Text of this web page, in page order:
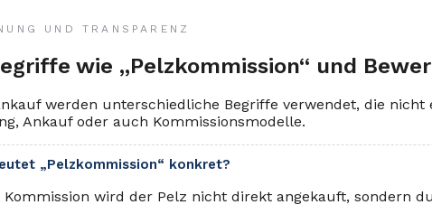
UND TRANSPARENZ
wie „Pelzkommission“ und
werden unterschiedliche Begriffe verwendet, die
Ankauf oder auch Kommissionsmodelle.
„Pelzkommission“ konkret?
Kommission wird der Pelz nicht direkt angekauft, sondern